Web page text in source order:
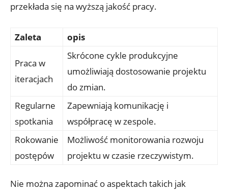
przekłada się na wyższą jakość pracy.
Zaleta opis
Praca w
iteracjach
Skrócone cykle produkcyjne
umożliwiają dostosowanie projektu
do zmian.
Regularne
spotkania
Zapewniają komunikację i
współpracę w zespole.
Rokowanie
postępów
Możliwość monitorowania rozwoju
projektu w czasie rzeczywistym.
Nie można zapominać o aspektach takich jak